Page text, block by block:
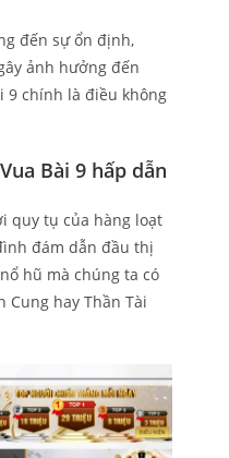
đến sự ổn định,
ảnh hưởng đến
9 chính là điều không
Bài 9 hấp dẫn
quy tụ của hàng loạt
đám dẫn đầu thị
hũ mà chúng ta có
hay Thần Tài